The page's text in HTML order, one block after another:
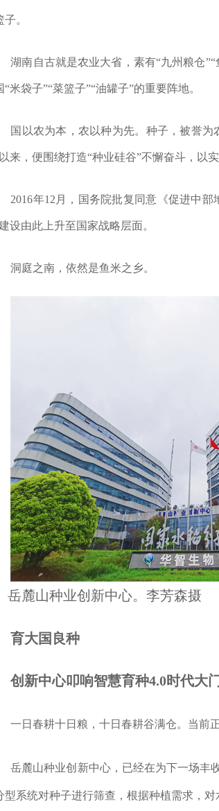
。
湖南自古就是农业大省，素有“九州粮仓”“
“米袋子”“菜篮子”“油罐子”的重要阵地。
国以农为本，农以种为先。种子，被誉为
来，便围绕打造“种业硅谷”不懈奋斗，以
2016年12月，国务院批复同意《促进中
设由此上升至国家战略层面。
洞庭之南，依然是鱼米之乡。
岳麓山种业创新中心。李芳森摄
育大国良种
创新中心叩响智慧育种4.0时代大门
一日春耕十日粮，十日春耕谷满仓。当前
岳麓山种业创新中心，已经在为下一场丰
型系统对种子进行筛查，根据种植需求，对